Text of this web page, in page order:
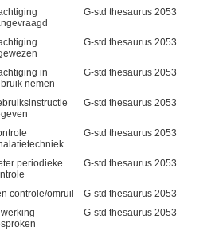
G-std thesaurus 2053
G-std thesaurus 2053
in
nemen
G-std thesaurus 2053
G-std thesaurus 2053
G-std thesaurus 2053
periodieke
G-std thesaurus 2053
controle/omruil
G-std thesaurus 2053
G-std thesaurus 2053